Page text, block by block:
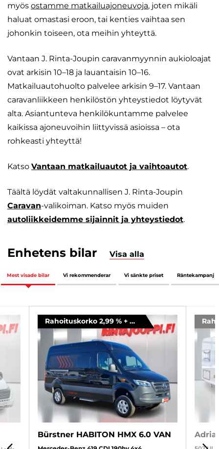
myös ostamme matkailuajoneuvoja, joten mikäli
haluat omastasi eroon, tai kenties vaihtaa sen
johonkin toiseen, ota meihin yhteyttä.
Vantaan J. Rinta-Joupin caravanmyynnin aukioloajat
ovat arkisin 10–18 ja lauantaisin 10–16.
Matkailuautohuolto palvelee arkisin 9–17. Vantaan
caravanliikkeen henkilöstön yhteystiedot löytyvät
alta. Asiantunteva henkilökuntamme palvelee
kaikissa ajoneuvoihin liittyvissä asioissa – ota
rohkeasti yhteyttä!
Katso Vantaan matkailuautot ja vaihtoautot.
Täältä löydät valtakunnallisen J. Rinta-Joupin
Caravan-valikoiman. Katso myös muiden
autoliikkeidemme sijainnit ja yhteystiedot.
Enhetens bilar Visa alla
Mest visade bilar Vi rekommenderar Vi sänkte priset Räntekampanj
Rahoituskorko 2,99 % + kulut
Bürstner HABITON HMX 6.0 VAN Adria